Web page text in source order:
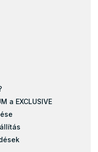
a EXCLUSIVE